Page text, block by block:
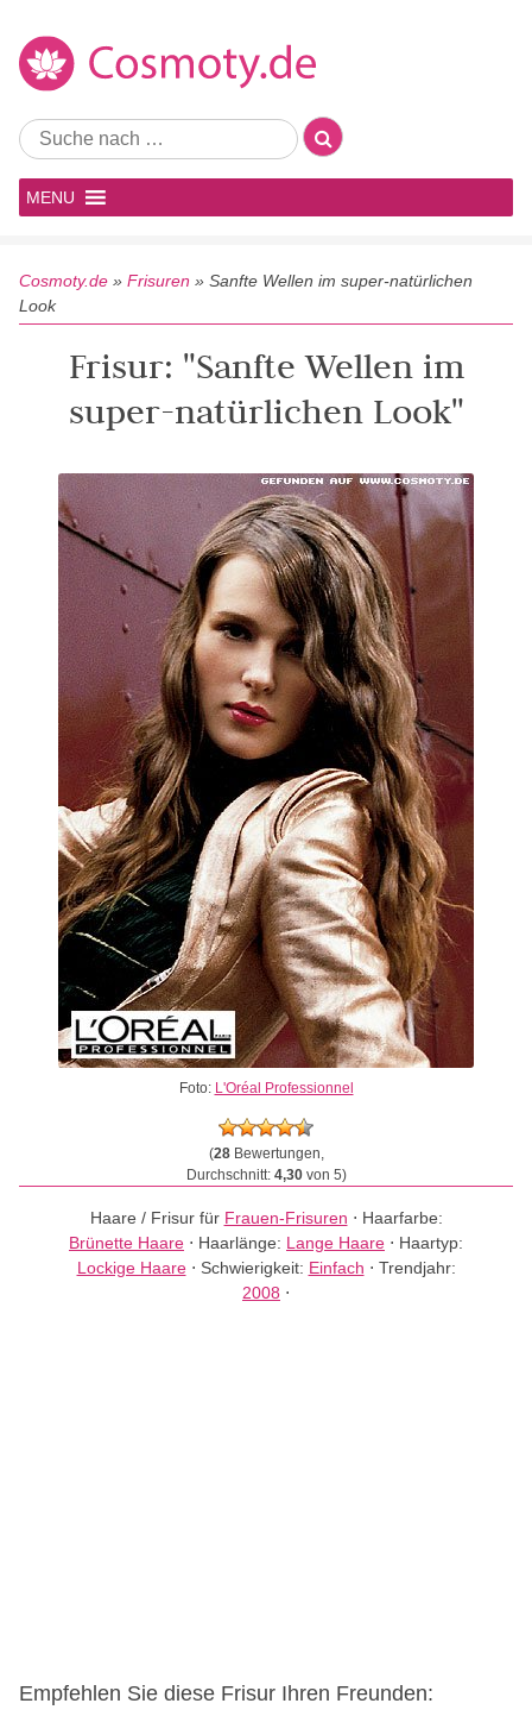
MENU
Cosmoty.de » Frisuren » Sanfte Wellen im super-natürlichen
Look
Frisur: "Sanfte Wellen im
super-natürlichen Look"
Foto: L'Oréal Professionnel
(28Bewertungen,
Durchschnitt: 4,30von 5)
Haare / Frisur für Frauen-Frisuren ⋅ Haarfarbe:
Brünette Haare ⋅ Haarlänge: Lange Haare ⋅ Haartyp:
Lockige Haare⋅ Schwierigkeit: Einfach ⋅ Trendjahr:
2008 ⋅
Empfehlen Sie diese Frisur Ihren Freunden: